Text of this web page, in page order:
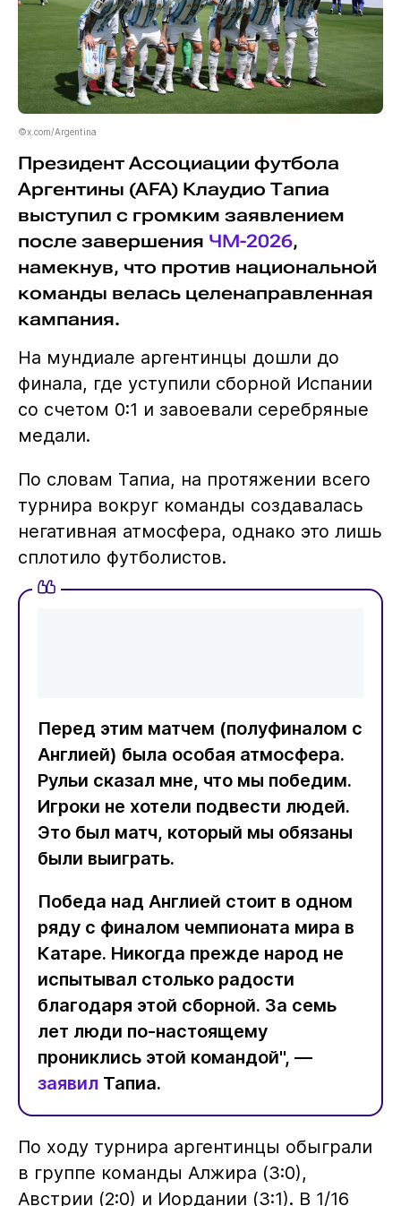
©x.com/Argentina
Президент Ассоциации футбола
Аргентины (AFA) Клаудио Тапиа
выступил с громким заявлением
после завершения ЧМ-2026,
намекнув, что против национальной
команды велась целенаправленная
кампания.
На мундиале аргентинцы дошли до
финала, где уступили сборной Испании
со счетом 0:1 и завоевали серебряные
медали.
По словам Тапиа, на протяжении всего
турнира вокруг команды создавалась
негативная атмосфера, однако это лишь
сплотило футболистов.
Перед этим матчем (полуфиналом с
Англией) была особая атмосфера.
Рульи сказал мне, что мы победим.
Игроки не хотели подвести людей.
Это был матч, который мы обязаны
были выиграть.
Победа над Англией стоит в одном
ряду с финалом чемпионата мира в
Катаре. Никогда прежде народ не
испытывал столько радости
благодаря этой сборной. За семь
лет люди по-настоящему
прониклись этой командой", —
заявил Тапиа.
По ходу турнира аргентинцы обыграли
в группе команды Алжира (3:0),
Австрии (2:0) и Иордании (3:1). В 1/16